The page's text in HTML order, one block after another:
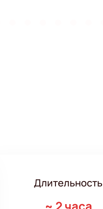
Длительность
~ 2 часа